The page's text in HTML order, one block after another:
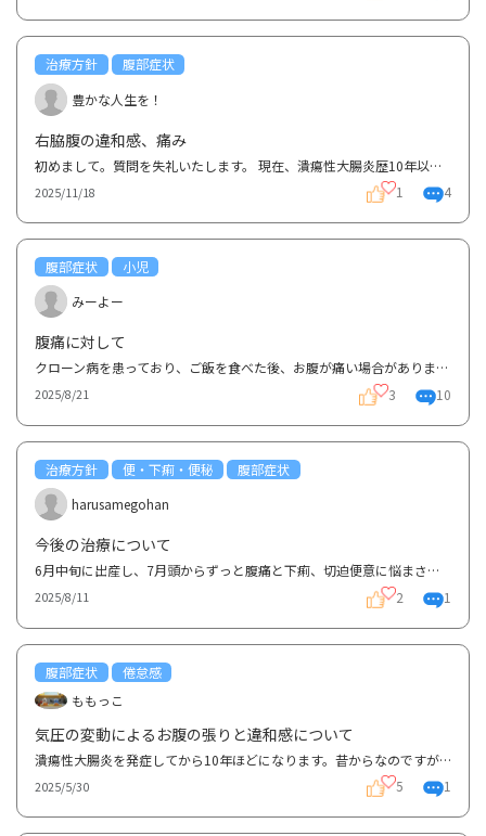
治療方針
腹部症状
豊かな人生を！
右脇腹の違和感、痛み
初めまして。質問を失礼いたします。 現在、潰瘍性大腸炎歴10年以上で、再燃寛解を繰り返しています。...
2025/11/18 1 4
腹部症状
小児
みーよー
腹痛に対して
クローン病を患っており、ご飯を食べた後、お腹が痛い場合がありますが、その様な場合にはどの様に対応...
2025/8/21 3 10
治療方針 便・下痢・便秘
腹部症状
harusamegohan
今後の治療について
6月中旬に出産し、7月頭からずっと腹痛と下痢、切迫便意に悩まされていました。(血便はないです) 7月半...
2025/8/11 2 1
腹部症状
倦怠感
ももっこ
気圧の変動によるお腹の張りと違和感について
潰瘍性大腸炎を発症してから10年ほどになります。昔からなのですが、気圧の乱高下が激しい日や、満月・...
2025/5/30 5 1